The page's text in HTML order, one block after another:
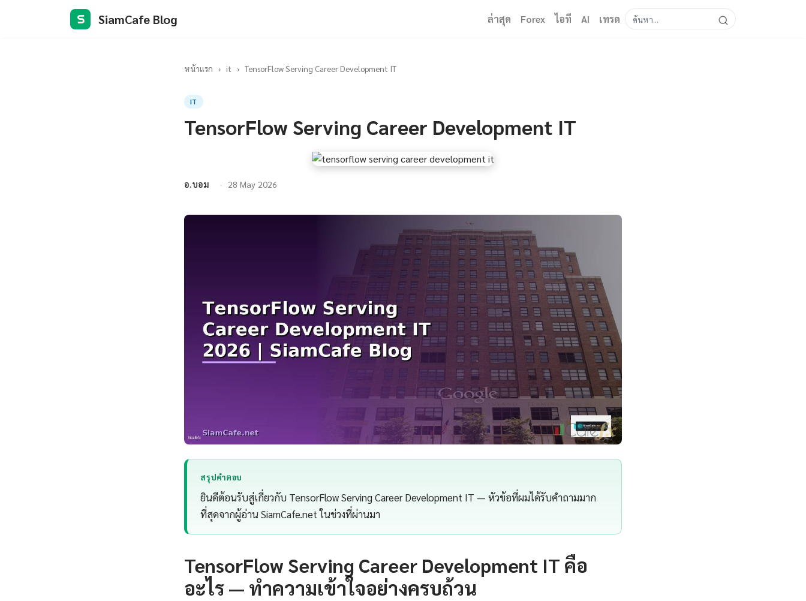
S SiamCafe Blog ล่าสุด Forex ไอที AI เทรด
หน้าแรก › it › TensorFlow Serving Career Development IT
IT
TensorFlow Serving Career Development IT
อ.บอม 28 May 2026
สรุปคำตอบ
ยินดีต้อนรับสู่เกี่ยวกับ TensorFlow Serving Career Development IT — หัวข้อที่ผมได้รับคำถามมาก
ที่สุดจากผู้อ่าน SiamCafe.net ในช่วงที่ผ่านมา
TensorFlow Serving Career Development IT คือ
อะไร — ทำความเข้าใจอย่างครบถ้วน